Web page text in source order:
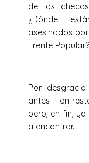
de las
¿Dónde
asesinados
Frente Popular?
Por
antes – en
pero, en fin,
a encontrar.